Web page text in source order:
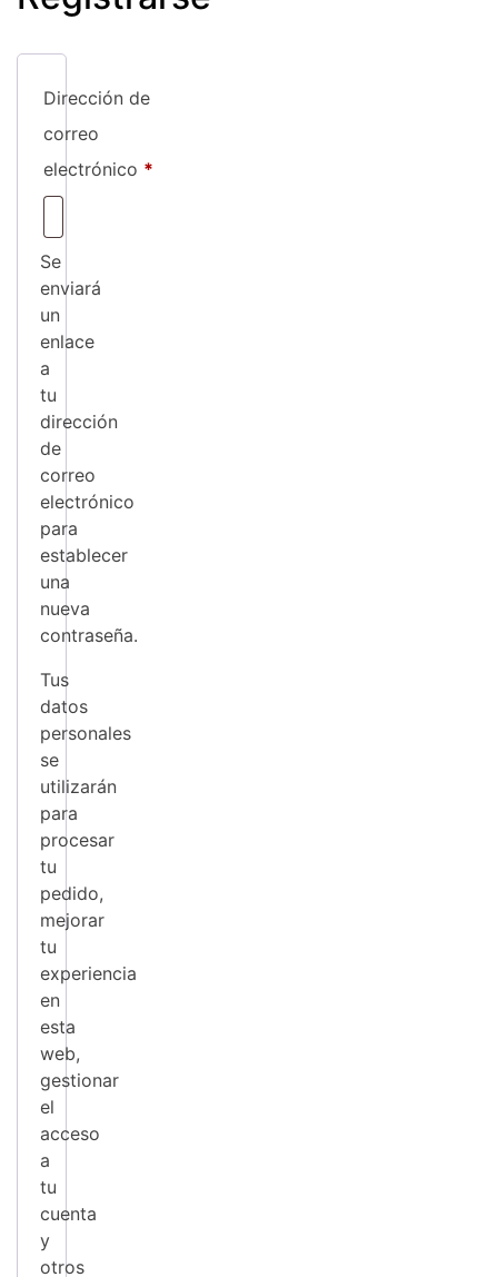
Dirección de
correo
electrónico *
Se
enviará
un
enlace
a
tu
dirección
de
correo
electrónico
para
establecer
una
nueva
contraseña.
Tus
datos
personales
se
utilizarán
para
procesar
tu
pedido,
mejorar
tu
experiencia
en
esta
web,
gestionar
el
acceso
a
tu
cuenta
y
otros